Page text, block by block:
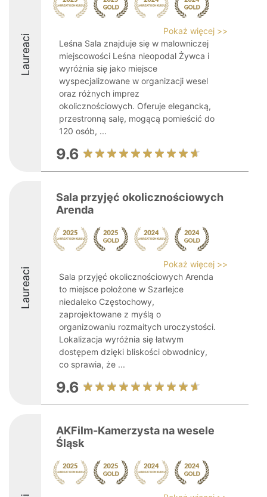
Laureaci
Pokaż więcej >>
Leśna Sala znajduje się w malowniczej
miejscowości Leśna nieopodal Żywca i
wyróżnia się jako miejsce
wyspecjalizowane w organizacji wesel
oraz różnych imprez
okolicznościowych. Oferuje elegancką,
przestronną salę, mogącą pomieścić do
120 osób, ...
9.6
Laureaci
Sala przyjęć okolicznościowych
Arenda
Pokaż więcej >>
Sala przyjęć okolicznościowych Arenda
to miejsce położone w Szarlejce
niedaleko Częstochowy,
zaprojektowane z myślą o
organizowaniu rozmaitych uroczystości.
Lokalizacja wyróżnia się łatwym
dostępem dzięki bliskości obwodnicy,
co sprawia, że ...
9.6
AKFilm-Kamerzysta na wesele
Śląsk